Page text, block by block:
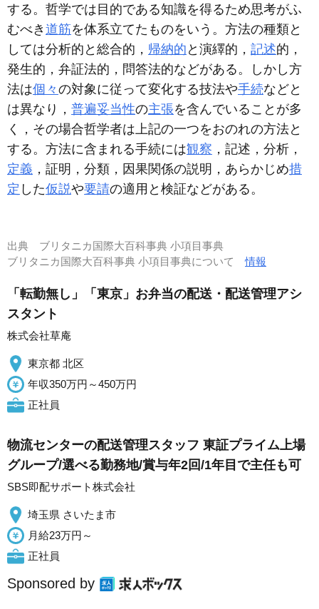
する。哲学では目的である知識を得るため思考がふ
むべき 道筋を体系立てたものをいう。方法の種類と
しては分析的と総合的， 帰納的 と演繹的， 記述的，
発生的，弁証法的，問答法的などがある。しかし方
法は個々 の対象に従って変化する技法や手続などと
は異なり， 普遍妥当性の主張を含んでいることが多
く，その場合哲学者は上記の一つをおのれの方法と
する。方法に含まれる手続には観察 ，記述，分析，
定義 ，証明，分類，因果関係の説明，あらかじめ措
定 した仮説や要請の適用と検証などがある。
出典 ブリタニカ国際大百科事典 小項目事典
ブリタニカ国際大百科事典 小項目事典について情報
「転勤無し」「東京」お弁当の配送・配送管理アシ
スタント
株式会社草庵
東京都 北区
年収350万円～450万円
正社員
物流センターの配送管理スタッフ 東証プライム上場
グループ/選べる勤務地/賞与年2回/1年目で主任も可
SBS即配サポート株式会社
埼玉県 さいたま市
月給23万円～
正社員
Sponsored by